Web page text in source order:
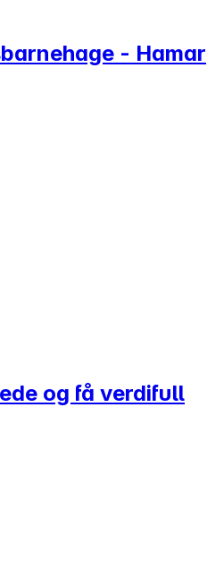
- Hamar
og få verdifull